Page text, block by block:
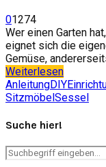
01274
Wer einen Garten
eignet sich die
Gemüse,
Weiterlesen
AnleitungDIY
SitzmöbelSessel
Suche hier!
Search